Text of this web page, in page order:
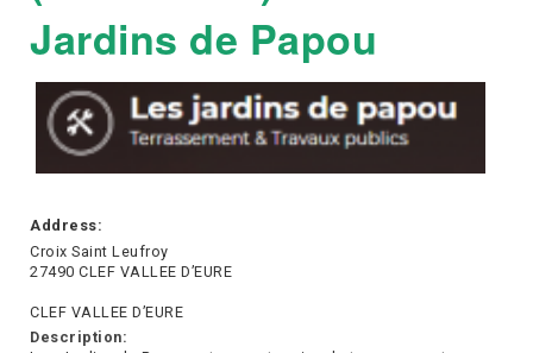
Jardins de Papou
Address:
Croix Saint Leufroy
27490 CLEF VALLEE D’EURE
CLEF VALLEE D’EURE
Description: